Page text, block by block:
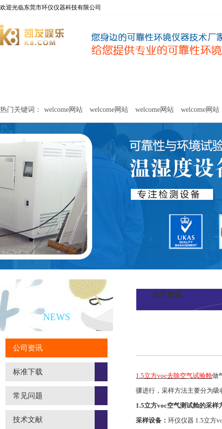
欢迎光临东莞市环仪仪器科技有限公司
关于环仪 联系环仪
热门关键词： welcome网站 welcome网站 welcome网站 welcome网站
网站 welcome网站
新闻资讯
NEWS
公司资讯
标准下载
常见问题
技术文献
公司资讯
1.5立方voc去除空气试验舱做
骤进行，采样方法主要分为
1.5立方voc空气测试舱的采样
采样设备：环仪仪器 1.5立方